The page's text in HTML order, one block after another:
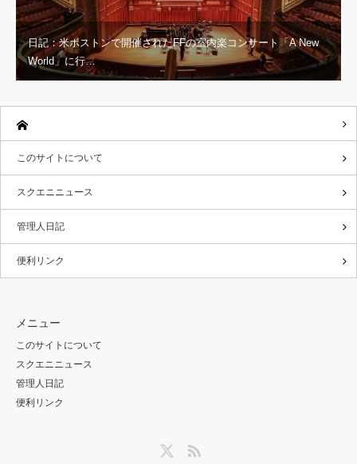
日記：米ボストンで開催されたFFの室内楽コンサート「A New
World」に行…
このサイトについて
スクエニニュース
管理人日記
便利リンク
メニュー
このサイトについて
スクエニニュース
管理人日記
便利リンク